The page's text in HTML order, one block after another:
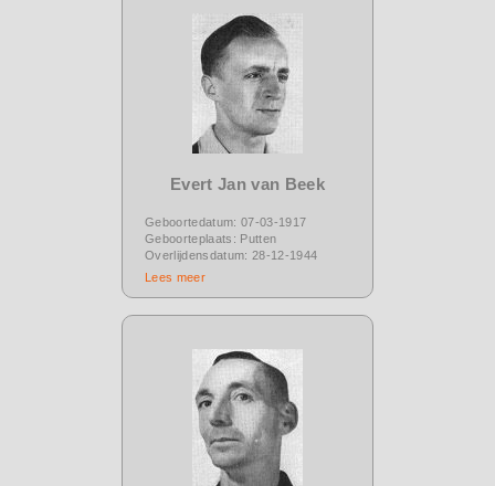
Evert Jan van Beek
Geboortedatum: 07-03-1917
Geboorteplaats: Putten
Overlijdensdatum: 28-12-1944
Lees meer